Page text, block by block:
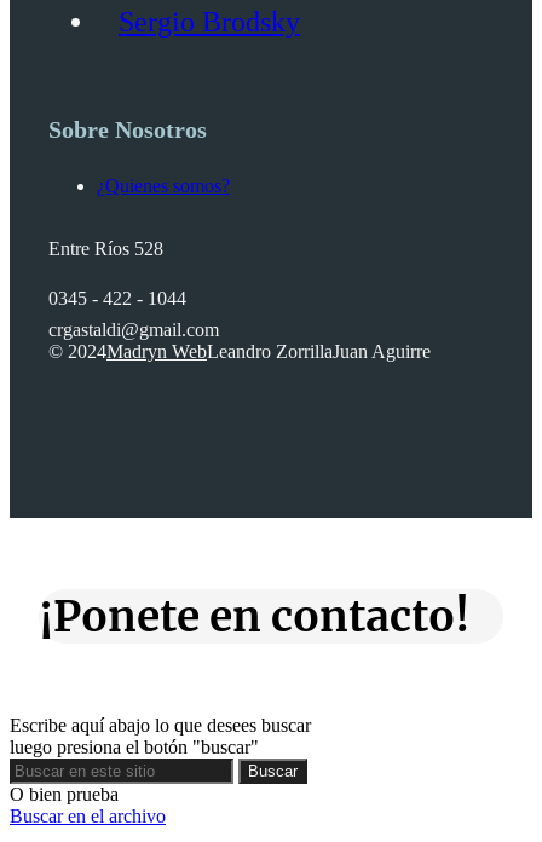
Sergio Brodsky
Sobre Nosotros
¿Quienes somos?
Entre Ríos 528
0345 - 422 - 1044
crgastaldi@gmail.com
© 2024Madryn WebLeandro ZorrillaJuan Aguirre
¡Ponete en contacto!
Escribe aquí abajo lo que desees buscar
luego presiona el botón "buscar"
Buscar
Buscar
O bien prueba
Buscar en el archivo